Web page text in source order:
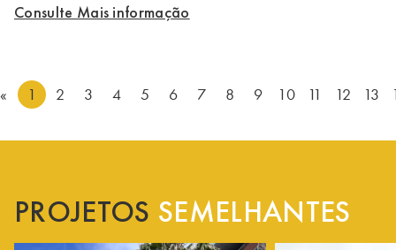
Consulte Mais informação
« 1 2 3 4 5 6 7 8 9 10 11 12 13
PROJETOS SEMELHANTES